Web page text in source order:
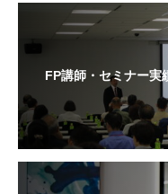
FP講師・セミナー実